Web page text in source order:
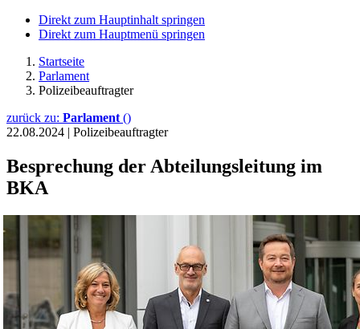
Direkt zum Hauptinhalt springen
Direkt zum Hauptmenü springen
Startseite
Parlament
Polizeibeauftragter
zurück zu: Parlament ()
22.08.2024 | Polizeibeauftragter
Besprechung der Abteilungsleitung im
BKA